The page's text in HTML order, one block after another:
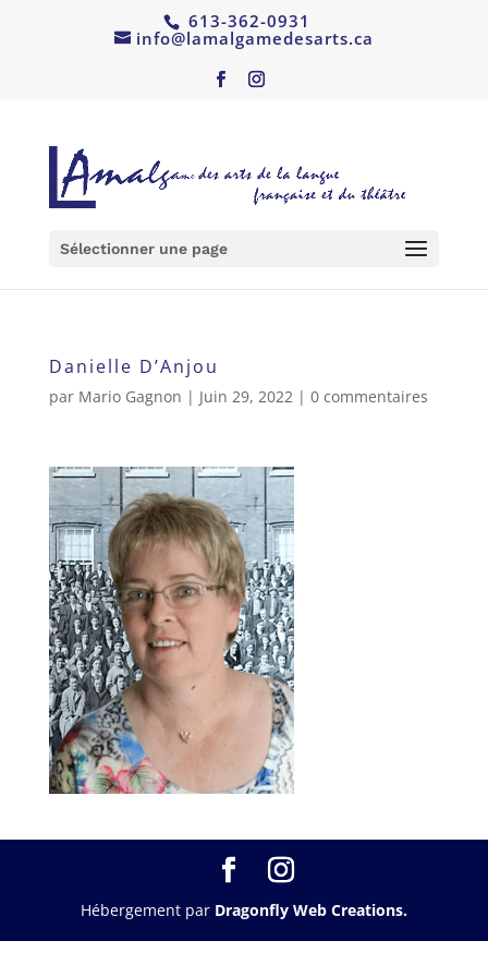
613-362-0931
info@lamalgamedesarts.ca
Sélectionner une page
Danielle D’Anjou
par Mario Gagnon | Juin 29, 2022| 0 commentaires
Hébergement par Dragonfly Web Creations.